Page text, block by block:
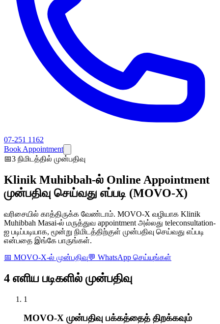
07-251 1162
Book Appointment
📅3 நிமிடத்தில் முன்பதிவு
Klinik Muhibbah-ல் Online Appointment
முன்பதிவு செய்வது எப்படி (MOVO-X)
வரிசையில் காத்திருக்க வேண்டாம். MOVO-X வழியாக Klinik
Muhibbah Masai-ல் மருத்துவ appointment அல்லது teleconsultation-
ஐ படிப்படியாக, மூன்று நிமிடத்திற்குள் முன்பதிவு செய்வது எப்படி
என்பதை இங்கே பாருங்கள்.
📅 MOVO-X-ல் முன்பதிவு💬 WhatsApp செய்யுங்கள்
4 எளிய படிகளில் முன்பதிவு
1
MOVO-X முன்பதிவு பக்கத்தைத் திறக்கவும்